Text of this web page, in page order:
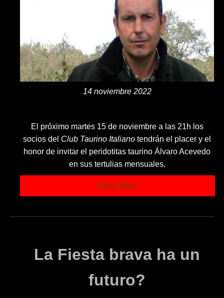
14 noviembre 2022
El próximo martes 15 de noviembre a las 21h los
socios del Club Taurino Italiano tendrán el placer y el
honor de invitar el peridotitas taurino Álvaro Acevedo
en sus tertulias mensuales.
Read More
La Fiesta brava ha un
futuro?